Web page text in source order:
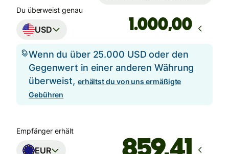
Du überweist genau
USD ,00
Wenn du über 25.000 USD oder den
Gegenwert in einer anderen Währung
überweist, erhältst du von uns ermäßigte
Gebühren
Empfänger erhält
EUR